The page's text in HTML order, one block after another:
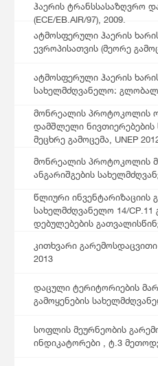
ჰაერის ტრანსსასაზღვრო
(ECE/EB.AIR/97), 2009.
ატმოსფერული ჰაერის
ევროპისათვის (მეორე
ატმოსფერული ჰაერის
სახელმძღვანელო:
მონრეალის პროტოკოლის
დამშლელი ნივთიერებების სახელმძღვანელო,
მეცხრე გამოცემა, UNEP
მონრეალის პროტოკოლის
ანგარიშგების
წლიური ინვენტარიზაციის განახლებული
სახელმძღვანელო 14/CP.11
დებულებების
კითხვარი გარემოსდაცვითი
2013
დაცული ტერიტორიების
გამოყენების
სოფლის მეურნეობის
ინდიკატორები , ტ.3